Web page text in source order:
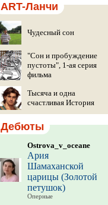
ART-Ланчи
Чудесный сон
"Сон и пробуждение
пустоты", 1-ая серия
фильма
Тысяча и одна
счастливая История
Дебюты
Ostrova_v_oceane
Ария
Шамаханской
царицы (Золотой
петушок)
Оперные